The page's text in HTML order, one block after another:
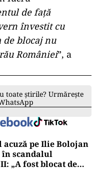
de față
învestit cu
blocaj nu
României”, a
toate știrile? Urmărește
pe Ilie Bolojan
scandalul
„A fost blocat de